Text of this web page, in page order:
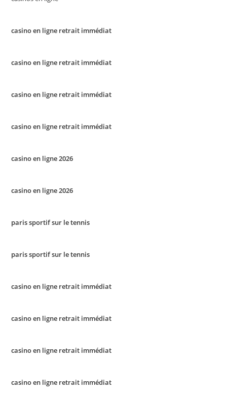
casino en ligne retrait immédiat
casino en ligne retrait immédiat
casino en ligne retrait immédiat
casino en ligne retrait immédiat
casino en ligne 2026
casino en ligne 2026
paris sportif sur le tennis
paris sportif sur le tennis
casino en ligne retrait immédiat
casino en ligne retrait immédiat
casino en ligne retrait immédiat
casino en ligne retrait immédiat